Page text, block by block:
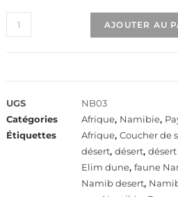
AJOUTER AU
UGS
NB03
Catégories
Afrique, Namibie,
Étiquettes
Afrique, Coucher de
désert, désert,
Elim dune, faune
Namib desert,